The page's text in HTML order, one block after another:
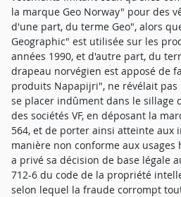
la marque Geo Norway" pour des
d'une part, du terme Geo", alors
Geographic" est utilisée sur les
années 1990, et d'autre part, du
drapeau norvégien est apposé de
produits Napapijri", ne révélait
se placer indûment dans le sillage
des sociétés VF, en déposant la
564, et de porter ainsi atteinte aux
manière non conforme aux usages
a privé sa décision de base légale
712-6 du code de la propriété
selon lequel la fraude corrompt